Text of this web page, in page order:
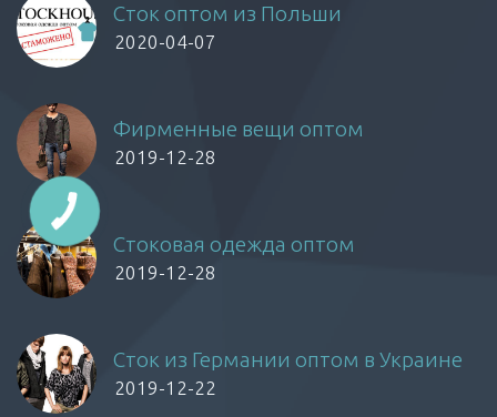
Сток оптом из Польши
2020-04-07
Фирменные вещи оптом
2019-12-28
Стоковая одежда оптом
2019-12-28
Сток из Германии оптом в Украине
2019-12-22